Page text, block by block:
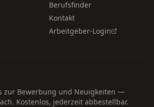
Berufsfinder
Kontakt
Arbeitgeber-Login
zur Bewerbung und Neuigkeiten —
Kostenlos, jederzeit abbestellbar.